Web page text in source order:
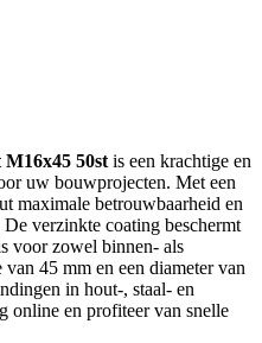
50st is een krachtige en
uw bouwprojecten. Met een
maximale betrouwbaarheid en
verzinkte coating beschermt
voor zowel binnen- als
45 mm en een diameter van
in hout-, staal- en
online en profiteer van snelle